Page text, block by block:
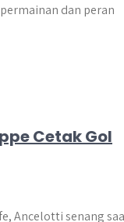
dan peran
Cetak Gol
Ancelotti senang